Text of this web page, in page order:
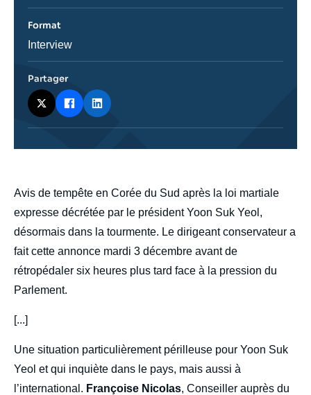
body
Avis de tempête en Corée du Sud après la loi martiale
expresse décrétée par le président Yoon Suk Yeol,
désormais dans la tourmente. Le dirigeant conservateur a
fait cette annonce mardi 3 décembre avant de
rétropédaler six heures plus tard face à la pression du
Parlement.
[...]
Une situation particulièrement périlleuse pour Yoon Suk
Yeol et qui inquiète dans le pays, mais aussi à
l’international. Françoise Nicolas, Conseiller auprès du
Format
Catégorie
Interview
Partager